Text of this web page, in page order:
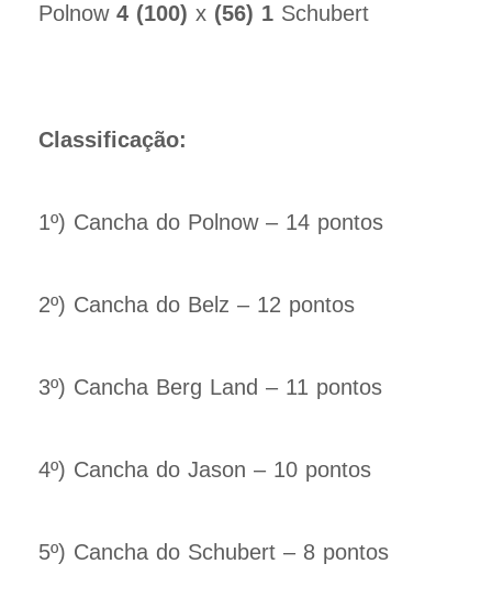
Polnow 4 (100) x (56) 1 Schubert
Classificação:
1º) Cancha do Polnow – 14 pontos
2º) Cancha do Belz – 12 pontos
3º) Cancha Berg Land – 11 pontos
4º) Cancha do Jason – 10 pontos
5º) Cancha do Schubert – 8 pontos